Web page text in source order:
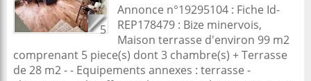
5
Annonce n°19295104 : Fiche Id-
REP178479 : Bize minervois,
Maison terrasse d'environ 99 m2
comprenant 5 piece(s) dont 3 chambre(s) + Terrasse
de 28 m2 - - Equipements annexes : terrasse -